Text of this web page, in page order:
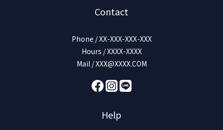
Contact
Phone / XX-XXX-XXX-XXX
Hours / XXXX-XXXX
Mail / XXX@XXXX.COM
Help